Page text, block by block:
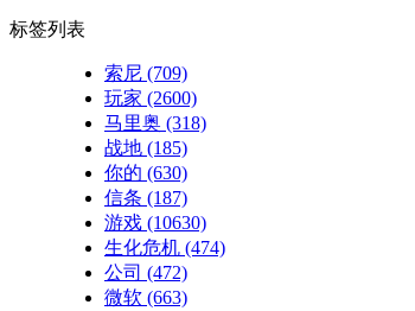
标签列表
索尼 (709)
玩家 (2600)
马里奥 (318)
战地 (185)
你的 (630)
信条 (187)
游戏 (10630)
生化危机 (474)
公司 (472)
微软 (663)